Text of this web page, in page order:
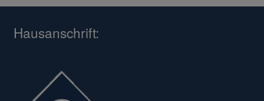
Hausanschrift: